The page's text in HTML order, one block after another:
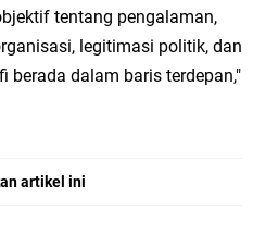
tentang pengalaman,
legitimasi politik, dan
berada dalam baris terdepan,"
artikel ini